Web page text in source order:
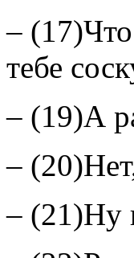
–
тебе
– (19)А
–
– (21)Ну